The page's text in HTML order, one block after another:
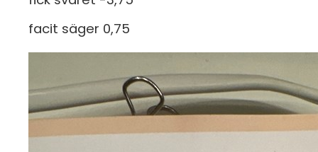
facit säger 0,75